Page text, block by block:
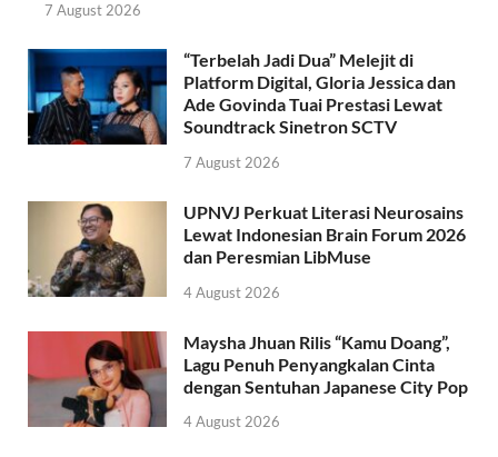
7 August 2026
“Terbelah Jadi Dua” Melejit di
Platform Digital, Gloria Jessica dan
Ade Govinda Tuai Prestasi Lewat
Soundtrack Sinetron SCTV
7 August 2026
UPNVJ Perkuat Literasi Neurosains
Lewat Indonesian Brain Forum 2026
dan Peresmian LibMuse
4 August 2026
Maysha Jhuan Rilis “Kamu Doang”,
Lagu Penuh Penyangkalan Cinta
dengan Sentuhan Japanese City Pop
4 August 2026